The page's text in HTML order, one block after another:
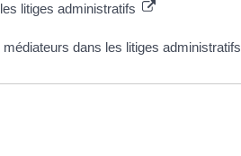
litiges administratifs
dans les litiges administratifs